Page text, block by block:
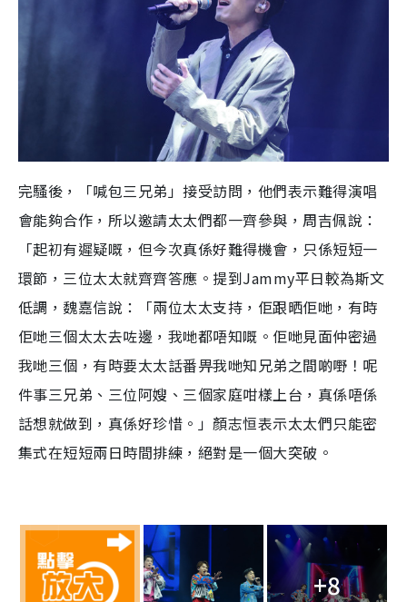
完騷後，「喊包三兄弟」接受訪問，他們表示難得演唱
會能夠合作，所以邀請太太們都一齊參與，周吉佩說：
「起初有遲疑嘅，但今次真係好難得機會，只係短短一
環節，三位太太就齊齊答應。提到Jammy平日較為斯文
低調，魏嘉信說：「兩位太太支持，佢跟晒佢哋，有時
佢哋三個太太去咗邊，我哋都唔知嘅。佢哋見面仲密過
我哋三個，有時要太太話番畀我哋知兄弟之間啲嘢！呢
件事三兄弟、三位阿嫂、三個家庭咁樣上台，真係唔係
話想就做到，真係好珍惜。」顏志恒表示太太們只能密
集式在短短兩日時間排練，絕對是一個大突破。
+8